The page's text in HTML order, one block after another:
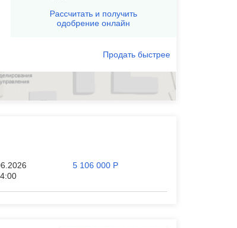
Рассчитать и получить
одобрение онлайн
Продать быстрее
5 106 000 Р